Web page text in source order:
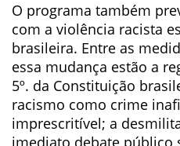
O programa também
com a violência racista
brasileira. Entre as
essa mudança estão a
5º. da Constituição
racismo como crime
imprescritível; a
imediato debate público